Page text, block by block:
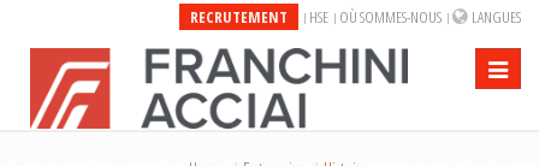
RECRUTEMENT HSE OÙ SOMMES-NOUS LANGUES
Toggle